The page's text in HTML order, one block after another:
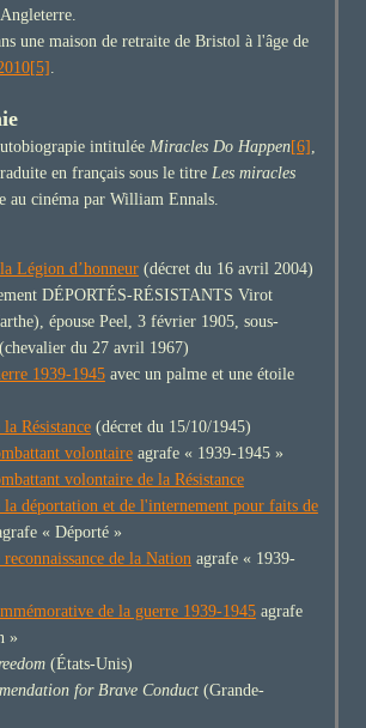
une maison de retraite de Bristol à l'âge de
[5] .
intitulée Miracles Do Happen[6] ,
en français sous le titre Les miracles
au cinéma par William Ennals.
Légion d’honneur(décret du 16 avril 2004)
DÉPORTÉS-RÉSISTANTS Virot
épouse Peel, 3 février 1905, sous-
du 27 avril 1967)
1939-1945avec un palme et une étoile
Résistance(décret du 15/10/1945)
volontaireagrafe « 1939-1945 »
volontaire de la Résistance
déportation et de l'internement pour faits de
« Déporté »
de la Nationagrafe « 1939-
de la guerre 1939-1945agrafe
»
(États-Unis)
for Brave Conduct(Grande-